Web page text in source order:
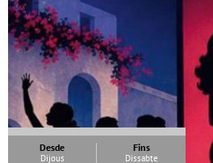
Desde
Dijous
Fins
Dissabte